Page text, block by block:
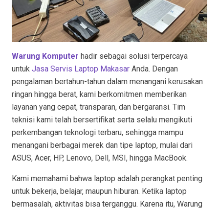
Warung Komputer hadir sebagai solusi terpercaya
untuk Jasa Servis Laptop Makasar Anda. Dengan
pengalaman bertahun-tahun dalam menangani kerusakan
ringan hingga berat, kami berkomitmen memberikan
layanan yang cepat, transparan, dan bergaransi. Tim
teknisi kami telah bersertifikat serta selalu mengikuti
perkembangan teknologi terbaru, sehingga mampu
menangani berbagai merek dan tipe laptop, mulai dari
ASUS, Acer, HP, Lenovo, Dell, MSI, hingga MacBook.
Kami memahami bahwa laptop adalah perangkat penting
untuk bekerja, belajar, maupun hiburan. Ketika laptop
bermasalah, aktivitas bisa terganggu. Karena itu, Warung